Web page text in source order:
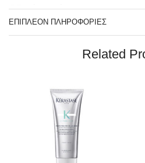
Οδηγίες χρήσης
Ψεκάστε σε στεγνά μαλλιά από
ΕΠΙΠΛΈΟΝ ΠΛΗΡΟΦΟΡΊΕΣ
Related